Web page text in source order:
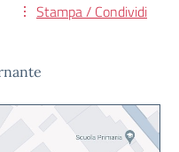
Stampa / Condividi